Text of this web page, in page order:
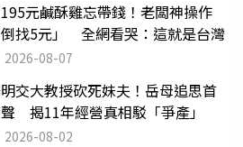
元鹹酥雞忘帶錢！老闆神操作
倒找5元」 全網看哭：這就是台灣
2026-08-07
交大教授砍死妹夫！岳母追思首
揭11年經營真相駁「爭產」
2026-08-02